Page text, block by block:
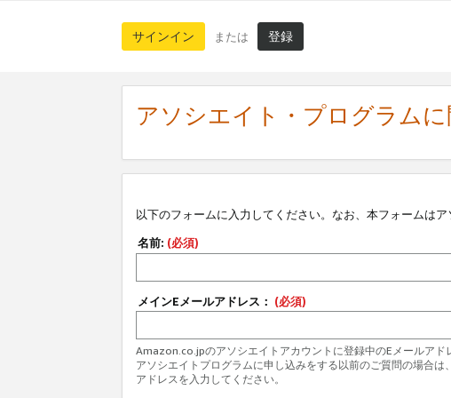
サインイン または 登録
アソシエイト・プログラム
以下のフォームに入力してください。なお、本フォームは
名前: (必須)
メインEメールアドレス： (必須)
Amazon.co.jpのアソシエイトアカウントに登録中のEメールアド
アソシエイトプログラムに申し込みをする以前のご質問の場合は
アドレスを入力してください。